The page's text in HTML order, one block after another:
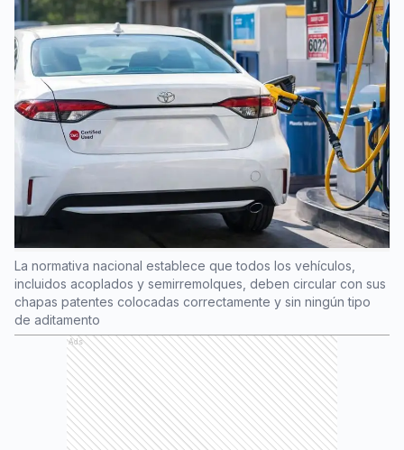
La normativa nacional establece que todos los vehículos,
incluidos acoplados y semirremolques, deben circular con sus
chapas patentes colocadas correctamente y sin ningún tipo
de aditamento
Ads